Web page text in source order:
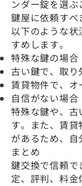
ンダー錠を選ぶ
鍵屋に依頼す
以下のような状
すめします。
特殊な鍵の場合
古い鍵で、取
賃貸物件で、
自信がない場合
特殊な鍵や、古
す。また、賃
があるため、自
まとめ
鍵交換で信頼
定、評判、料